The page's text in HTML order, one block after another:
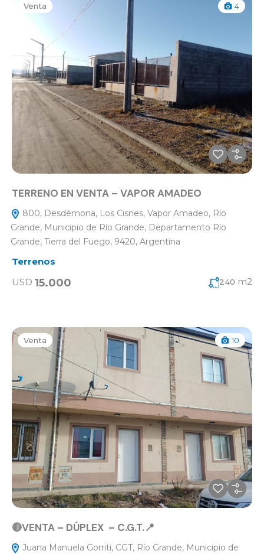
Venta 4
TERRENO EN VENTA – VAPOR AMADEO
800, Desdémona, Los Cisnes, Vapor Amadeo, Río
Grande, Municipio de Río Grande, Departamento Río
Grande, Tierra del Fuego, 9420, Argentina
Terrenos
USD 15.000 240 m2
Venta 10
🔴VENTA – DÚPLEX – C.G.T.📍
Juana Manuela Gorriti, CGT, Río Grande, Municipio de